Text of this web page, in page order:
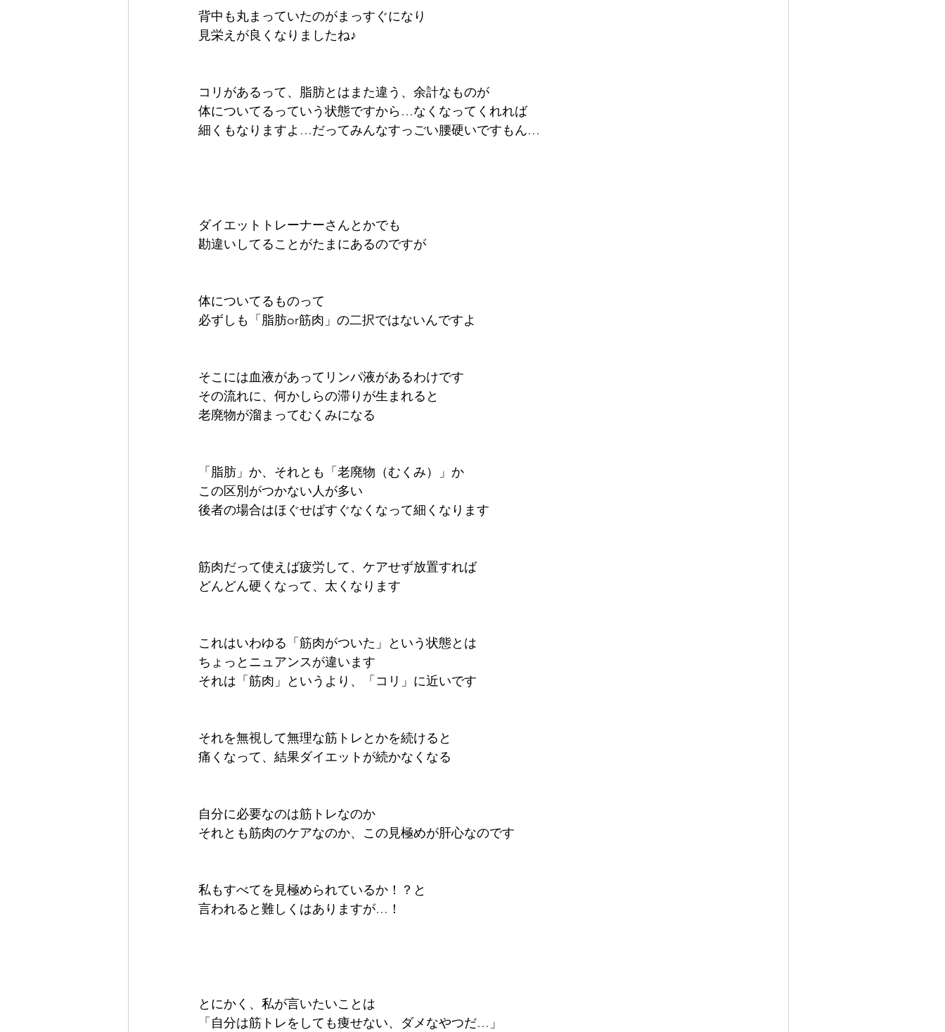
背中も丸まっていたのがまっすぐになり
見栄えが良くなりましたね♪
コリがあるって、脂肪とはまた違う、余計なものが
体についてるっていう状態ですから…なくなってくれれば
細くもなりますよ…だってみんなすっごい腰硬いですもん…
ダイエットトレーナーさんとかでも
勘違いしてることがたまにあるのですが
体についてるものって
必ずしも「脂肪or筋肉」の二択ではないんですよ
そこには血液があってリンパ液があるわけです
その流れに、何かしらの滞りが生まれると
老廃物が溜まってむくみになる
「脂肪」か、それとも「老廃物（むくみ）」か
この区別がつかない人が多い
後者の場合はほぐせばすぐなくなって細くなります
筋肉だって使えば疲労して、ケアせず放置すれば
どんどん硬くなって、太くなります
これはいわゆる「筋肉がついた」という状態とは
ちょっとニュアンスが違います
それは「筋肉」というより、「コリ」に近いです
それを無視して無理な筋トレとかを続けると
痛くなって、結果ダイエットが続かなくなる
自分に必要なのは筋トレなのか
それとも筋肉のケアなのか、この見極めが肝心なのです
私もすべてを見極められているか！？と
言われると難しくはありますが…！
とにかく、私が言いたいことは
「自分は筋トレをしても痩せない、ダメなやつだ…」